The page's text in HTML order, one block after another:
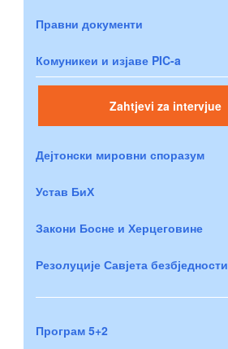
Правни документи
Комуникеи и изјаве PIC-a
Zahtjevi za intervjue
Дејтонски мировни споразум
Устав БиХ
Закони Босне и Херцеговине
Резолуције Савјета безбједности
Програм 5+2